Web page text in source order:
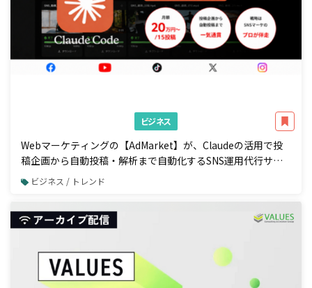
ビジネス
Webマーケティングの【AdMarket】が、Claudeの活用で投
稿企画から自動投稿・解析まで自動化するSNS運用代行サー
ビスの提供を開始
ビジネス / トレンド